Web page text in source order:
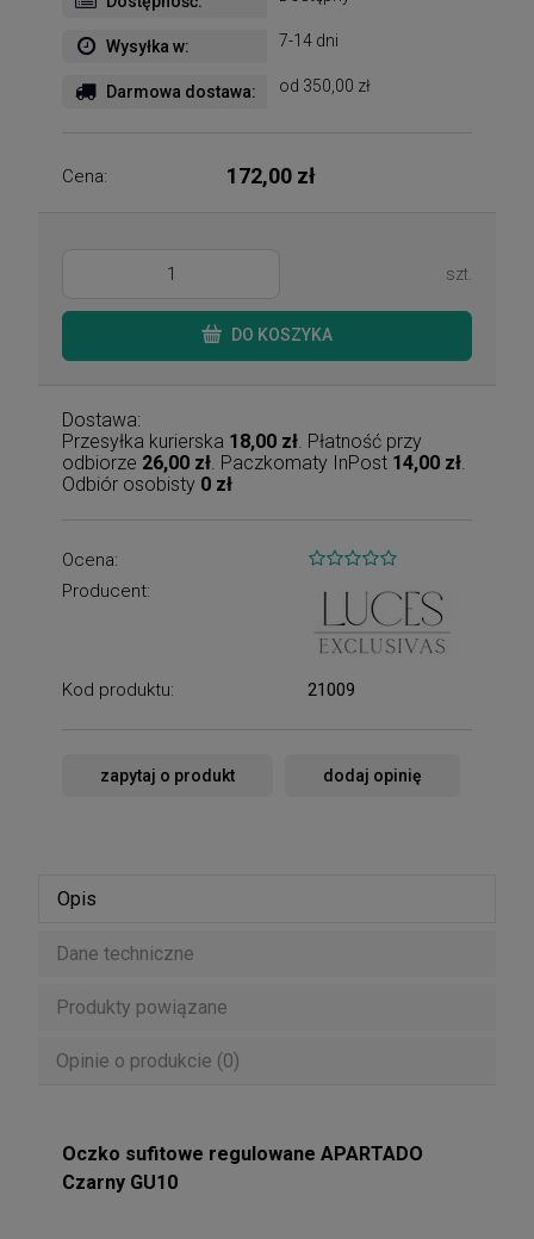
Wysyłka w: 7-14 dni
Darmowa dostawa: od 350,00 zł
Cena: 172,00 zł
szt.
DO KOSZYKA
Dostawa:
Przesyłka kurierska 18,00 zł . Płatność przy
odbiorze 26,00 zł . Paczkomaty InPost 14,00 zł
Odbiór osobisty 0 zł
Ocena:
Producent:
Kod produktu: 21009
zapytaj o produkt dodaj opinię
Opis
Dane techniczne
Produkty powiązane
Opinie o produkcie (0)
Oczko sufitowe regulowane APARTADO
Czarny GU10